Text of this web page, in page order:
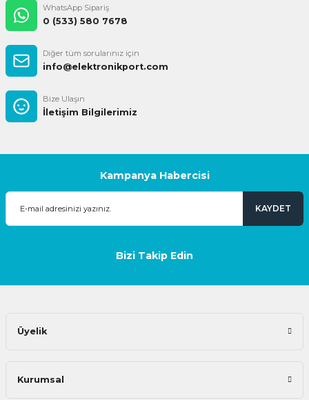
WhatsApp Sipariş
0 (533) 580 7678
Diğer tüm sorularınız için
info@elektronikport.com
Bize Ulaşın
İletişim Bilgilerimiz
Kampanya Habercisi
KAYDET
Bizi Takip Edin
Üyelik
Kurumsal